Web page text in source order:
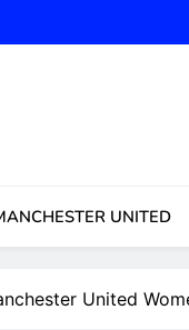
UNITED
United